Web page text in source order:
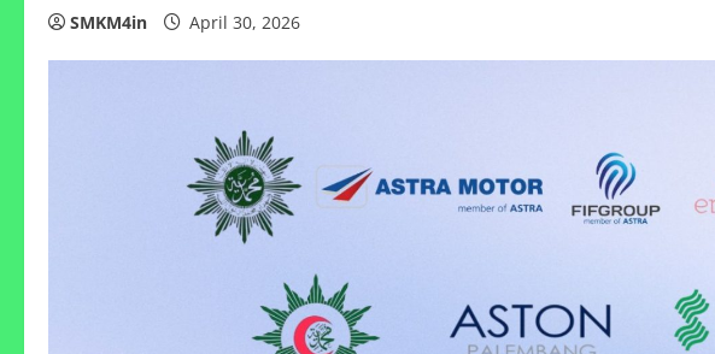
SMKM4in April 30, 2026